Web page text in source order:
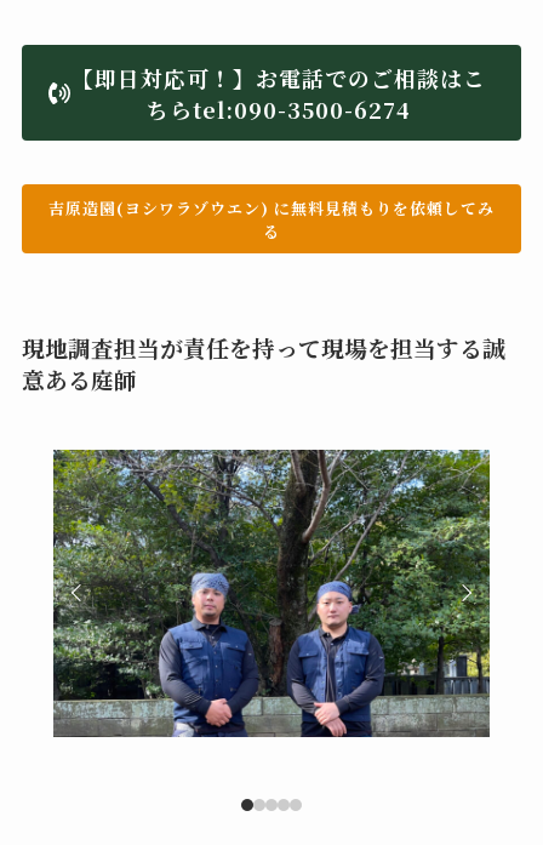
【即日対応可！】お電話でのご相談はこ
ちらtel:090-3500-6274
吉原造園(ヨシワラゾウエン) に無料見積もりを依頼してみ
る
現地調査担当が責任を持って現場を担当する誠
意ある庭師